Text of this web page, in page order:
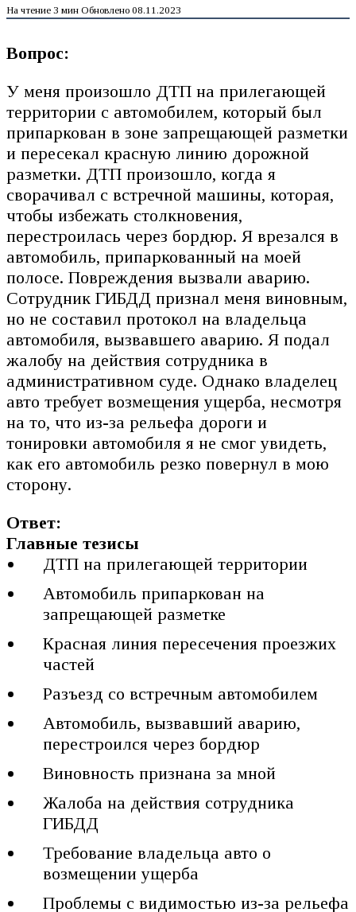
На чтение 3 мин Обновлено 08.11.2023
Вопрос:
У меня произошло ДТП на прилегающей
территории с автомобилем, который был
припаркован в зоне запрещающей разметки
и пересекал красную линию дорожной
разметки. ДТП произошло, когда я
сворачивал с встречной машины, которая,
чтобы избежать столкновения,
перестроилась через бордюр. Я врезался в
автомобиль, припаркованный на моей
полосе. Повреждения вызвали аварию.
Сотрудник ГИБДД признал меня виновным,
но не составил протокол на владельца
автомобиля, вызвавшего аварию. Я подал
жалобу на действия сотрудника в
административном суде. Однако владелец
авто требует возмещения ущерба, несмотря
на то, что из-за рельефа дороги и
тонировки автомобиля я не смог увидеть,
как его автомобиль резко повернул в мою
сторону.
Ответ:
Главные тезисы
ДТП на прилегающей территории
Автомобиль припаркован на
запрещающей разметке
Красная линия пересечения проезжих
частей
Разъезд со встречным автомобилем
Автомобиль, вызвавший аварию,
перестроился через бордюр
Виновность признана за мной
Жалоба на действия сотрудника
ГИБДД
Требование владельца авто о
возмещении ущерба
Проблемы с видимостью из-за рельефа